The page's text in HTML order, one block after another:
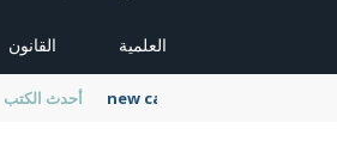
العلمية القانون
أحدث الكتب new cambridge history of